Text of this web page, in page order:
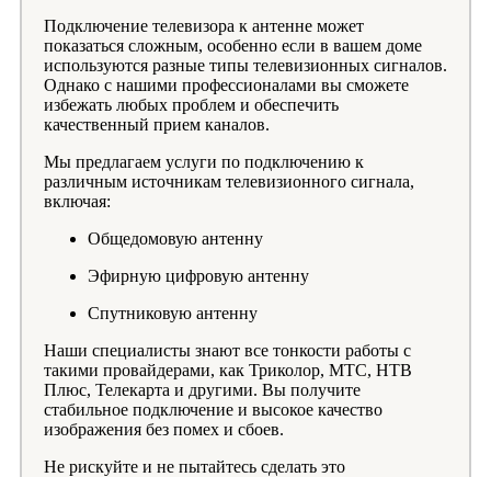
Подключение телевизора к антенне может
показаться сложным, особенно если в вашем доме
используются разные типы телевизионных сигналов.
Однако с нашими профессионалами вы сможете
избежать любых проблем и обеспечить
качественный прием каналов.
Мы предлагаем услуги по подключению к
различным источникам телевизионного сигнала,
включая:
Общедомовую антенну
Эфирную цифровую антенну
Спутниковую антенну
Наши специалисты знают все тонкости работы с
такими провайдерами, как Триколор, МТС, НТВ
Плюс, Телекарта и другими. Вы получите
стабильное подключение и высокое качество
изображения без помех и сбоев.
Не рискуйте и не пытайтесь сделать это